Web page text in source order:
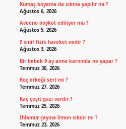
Kumaş boyama da sıkma yapılır mı ?
Ağustos 6, 2026
Aveeno boykot ediliyor mu ?
Ağustos 5, 2026
9 sinif fizik hareket nedir ?
Ağustos 3, 2026
Bir bebek 9 ay anne karnında ne yapar ?
Temmuz 30, 2026
Koç erkeği sert mi ?
Temmuz 27, 2026
Kaç çeşit gazı vardır ?
Temmuz 25, 2026
Ihlamur çayına limon sıkılır mı ?
Temmuz 23, 2026